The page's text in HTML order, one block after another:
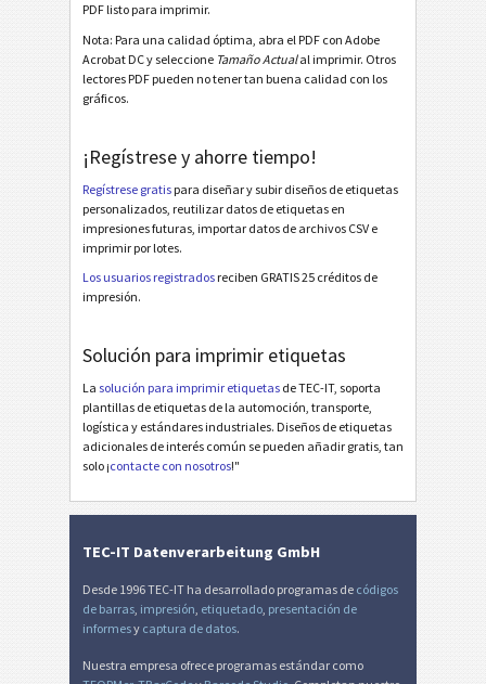
Odette OTL 3 - License Plate - Master Mixed
G
Galia
B BOSCH
LTO Etiquetas LTO
I Etiquetas para inventario
NF Etiquetas de Nutrición
PDF listo para imprimir.
Nota: Para una calidad óptima, abra el PDF con Adobe
Acrobat DC y seleccione Tamaño Actualal imprimir. Otros
lectores PDF pueden no tener tan buena calidad con los
gráficos.
¡Regístrese y ahorre tiempo!
Regístrese gratis para diseñar y subir diseños de etiquetas
personalizados, reutilizar datos de etiquetas en
impresiones futuras, importar datos de archivos CSV e
imprimir por lotes.
Los usuarios registrados reciben GRATIS 25 créditos de
impresión.
Solución para imprimir etiquetas
La solución para imprimir etiquetas de TEC-IT, soporta
plantillas de etiquetas de la automoción, transporte,
logística y estándares industriales. Diseños de etiquetas
adicionales de interés común se pueden añadir gratis, tan
solo ¡contacte con nosotros!"
TEC-IT Datenverarbeitung GmbH
Desde 1996 TEC-IT ha desarrollado programas de códigos
de barras, impresión, etiquetado, presentación de
informesy captura de datos.
Nuestra empresa ofrece programas estándar como